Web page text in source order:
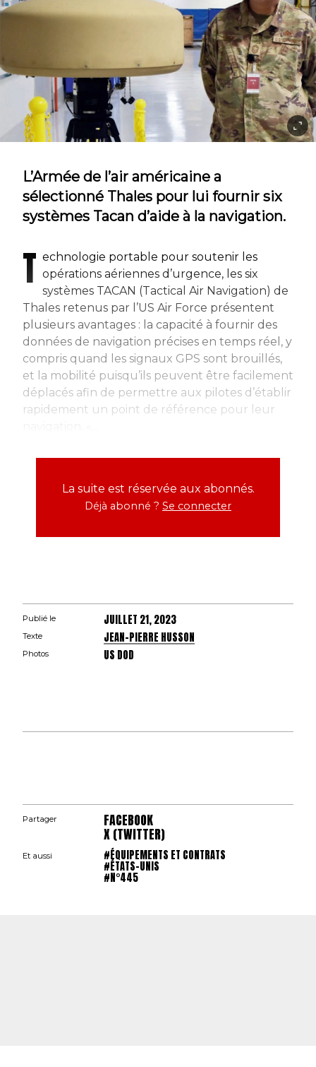
L’Armée de l’air américaine a
sélectionné Thales pour lui fournir six
systèmes Tacan d’aide à la navigation.
T echnologie portable pour soutenir les
opérations aériennes d’urgence, les six
systèmes TACAN (Tactical Air Navigation) de
Thales retenus par l’US Air Force présentent
plusieurs avantages : la capacité à fournir des
données de navigation précises en temps réel, y
compris quand les signaux GPS sont brouillés,
et la mobilité puisqu’ils peuvent être facilement
déplacés afin de permettre aux pilotes d’établir
rapidement un point de référence pour leur
La suite est réservée aux abonnés.
Déjà abonné ? Se connecter
Publié le JUILLET 21, 2023
Texte JEAN-PIERRE HUSSON
Photos US DOD
Partager FACEBOOK
X (TWITTER)
Et aussi #ÉQUIPEMENTS ET CONTRATS
#ÉTATS-UNIS
#N°445